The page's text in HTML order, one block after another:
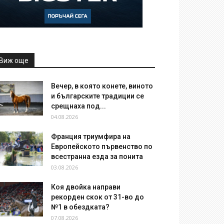
още
Вечер, в която конете, виното
и българските традиции се
срещнаха под...
04.08.2026
Франция триумфира на
Европейското първенство по
всестранна езда за понита
03.08.2026
Коя двойка направи
рекорден скок от 31-во до
№1 в обездката?
07.08.2026